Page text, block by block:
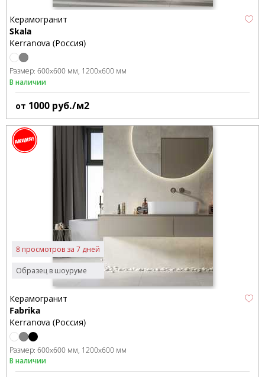
Керамогранит
Skala
Kerranova (Россия)
Размер: 600x600 мм 1200x600 мм
В наличии
от 1000 руб./м2
Образец в шоуруме
8 просмотров за 7 дней
Керамогранит
Fabrika
Kerranova (Россия)
Размер: 600x600 мм 1200x600 мм
В наличии